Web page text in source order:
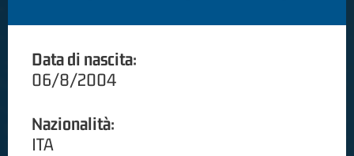
Data di nascita:
06/8/2004
Nazionalità:
ITA